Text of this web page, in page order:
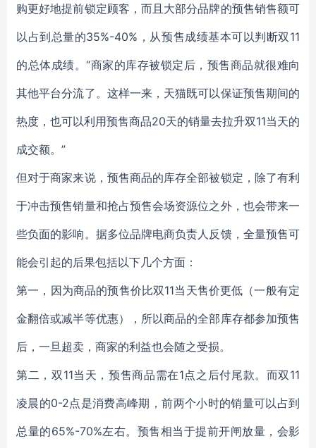
购更好地提前锁定顾客，而且大部分品牌的预售销售额可
以占到总量的35%-40%，从预售成绩基本可以判断双11
的总体成绩。“商家的库存被锁定后，预售商品就很难向
其他平台分流了。这样一来，天猫既可以保证预售期间的
热度，也可以利用预售商品20天的销量去拉升双11当天的
成交额。”
但对于商家来说，预售商品的库存全部被锁定，除了有利
于冲击预售销量和抢占预售会场资源位之外，也会带来一
些负面的影响。据多位品牌电商负责人反馈，全量预售可
能会引起的后果包括以下几个方面：
第一，因为商品的预售价比双11当天售价更低（一般有定
金翻倍或减半等优惠），所以商品的全部库存都参加预售
后，一旦超卖，商家的利益也会随之受损。
第二，双11当天，预售商品需在1点之后付尾款。而双11
凌晨的0-2点是消费高峰期，前两个小时的销量可以占到
总量的65%-70%左右。预售相当于提前开闸放量，会影